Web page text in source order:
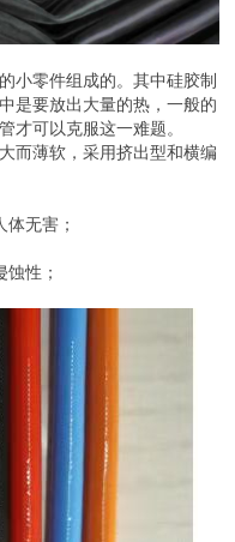
小零件组成的。其中硅胶制
是要放出大量的热，一般的
才可以克服这一难题。
而薄软，采用挤出型和横编
无害；
性；